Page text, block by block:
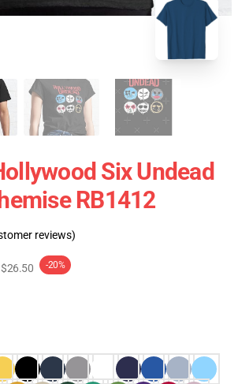
Six Undead
RB1412
reviews)
$26.50 -20%